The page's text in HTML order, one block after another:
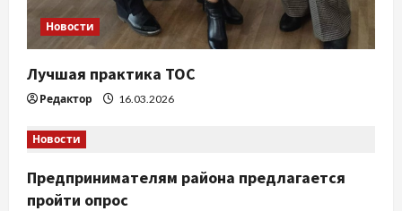
Новости
Лучшая практика ТОС
Редактор 16.03.2026
Новости
Предпринимателям района предлагается
пройти опрос